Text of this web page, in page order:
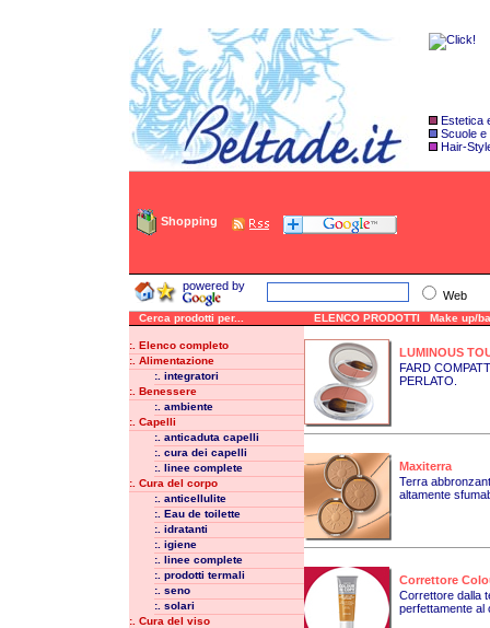
Estetica
Scuole e
Hair-
Shopping
powered by
Web
Cerca prodotti per...
:. Elenco completo
:. Alimentazione
:. integratori
:. Benessere
:. ambiente
:. Capelli
:. anticaduta capelli
:. cura dei capelli
:. linee complete
:. Cura del corpo
:. anticellulite
:. Eau de toilette
:. idratanti
:. igiene
:. linee complete
:. prodotti termali
:. seno
:. solari
:. Cura del viso
ELENCO PRODOTTI Make up/
LUMINOUS
FARD
PERLATO.
Maxiterra
Terra
altamente
Correttore
Correttore dalla
perfettamente al